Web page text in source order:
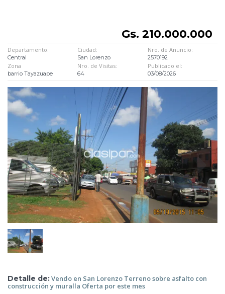
Gs. 210.000.000
Departamento:
Central
Ciudad:
San Lorenzo
Nro. de Anuncio:
2570192
Zona
barrio Tayazuape
Nro. de Visitas:
64
Publicado el:
03/08/2026
Detalle de:Vendo en San Lorenzo Terreno sobre asfalto con
construcción y muralla Oferta por este mes